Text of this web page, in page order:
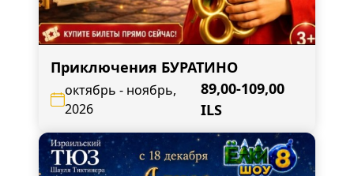
Приключения БУРАТИНО
октябрь - ноябрь,
2026
89,00-109,00
ILS